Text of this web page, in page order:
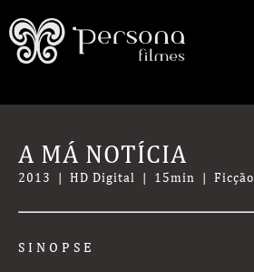
A MÁ NOTÍCIA
2013 | HD Digital | 15min | Ficção
SINOPSE